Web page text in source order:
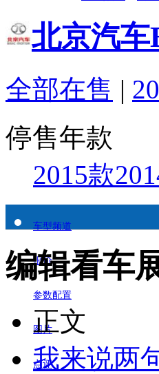
北京汽车
全部在售 |
停售年款
2015款
车型频道
报价
参数配置
图片
点评
编辑看车
正文
我来说两